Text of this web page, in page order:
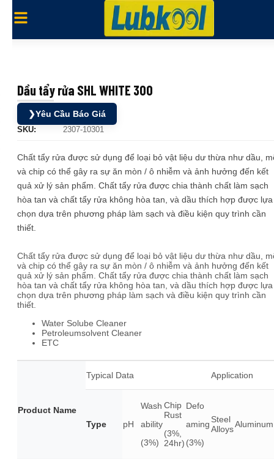
Dầu tẩy rửa SHL WHITE 300
❯Yêu Cầu Báo Giá
SKU: 2307-10301
Chất tẩy rửa được sử dụng để loại bỏ vật liệu dư thừa như dầu,
và chip có thể gây ra sự ăn mòn / ô nhiễm và ảnh hưởng đến kết
quả xử lý sản phẩm. Chất tẩy rửa được chia thành chất làm sạch
hòa tan và chất tẩy rửa không hòa tan, và dầu thích hợp được lựa
chọn dựa trên phương pháp làm sạch và điều kiện quy trình cần
thiết.
Chất tẩy rửa được sử dụng để loại bỏ vật liệu dư thừa như dầu,
và chip có thể gây ra sự ăn mòn / ô nhiễm và ảnh hưởng đến kết
quả xử lý sản phẩm. Chất tẩy rửa được chia thành chất làm sạch
hòa tan và chất tẩy rửa không hòa tan, và dầu thích hợp được lựa
chọn dựa trên phương pháp làm sạch và điều kiện quy trình cần
thiết.
Water Solube Cleaner
Petroleumsolvent Cleaner
ETC
Product Name
Typical Data Application
Type pH
Wash
ability
(3%)
Chip
Rust
(3%,
24hr)
Defo
aming
(3%)
Steel
AlloysAluminum